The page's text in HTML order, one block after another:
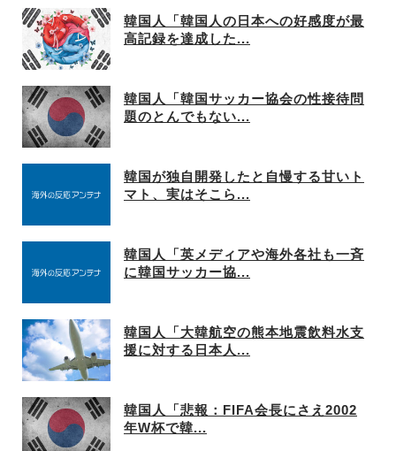
韓国人「韓国人の日本への好感度が最
高記録を達成した...
韓国人「韓国サッカー協会の性接待問
題のとんでもない...
韓国が独自開発したと自慢する甘いト
マト、実はそこら...
韓国人「英メディアや海外各社も一斉
に韓国サッカー協...
韓国人「大韓航空の熊本地震飲料水支
援に対する日本人...
韓国人「悲報：FIFA会長にさえ2002
年W杯で韓...